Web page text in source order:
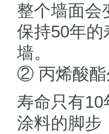
整个墙面会
保持50年的
墙。
② 丙烯酸酯
寿命只有10
涂料的脚步